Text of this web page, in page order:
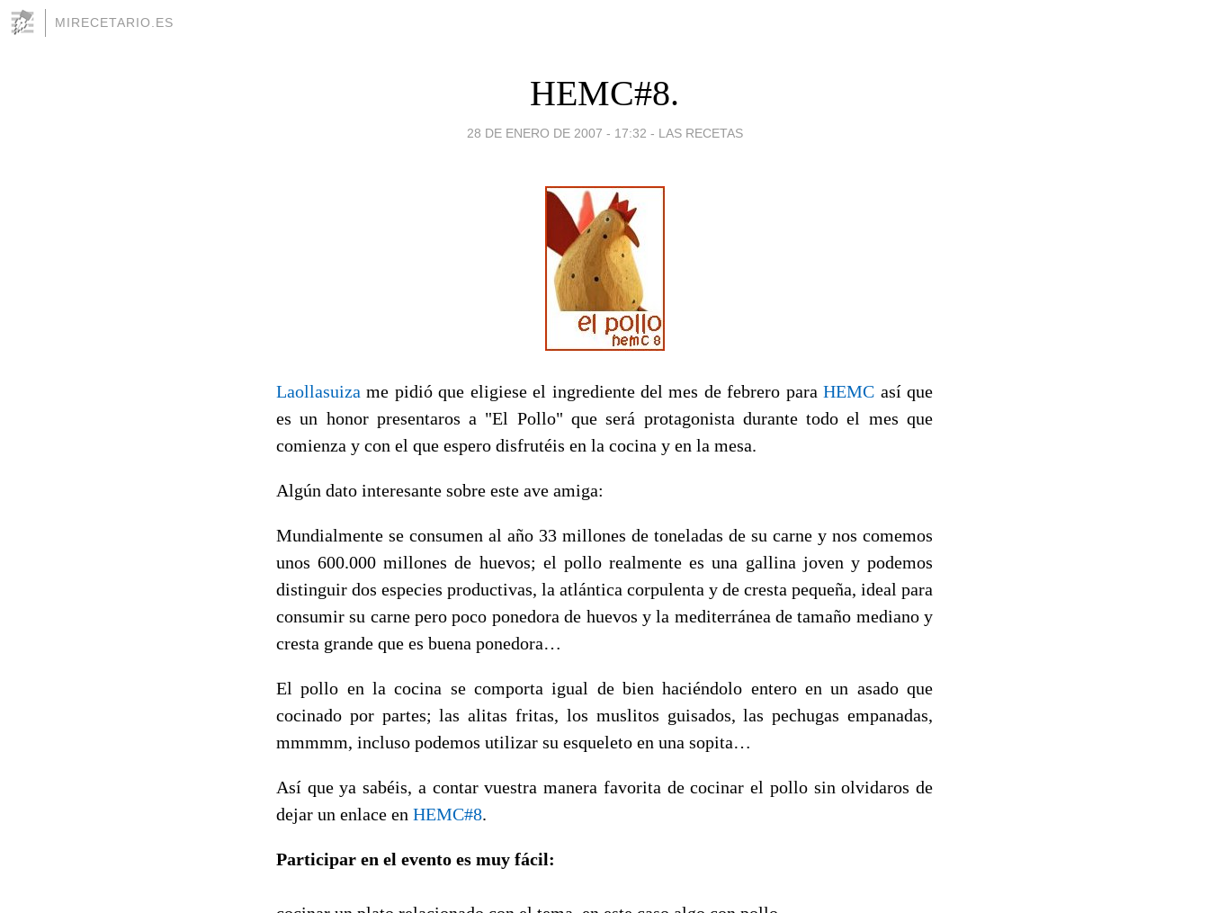
MIRECETARIO.ES
HEMC#8.
28 DE ENERO DE 2007 - 17:32 - LAS RECETAS
Laollasuiza me pidió que eligiese el ingrediente del mes de febrero paraHEMC así que
es un honor presentaros a "El Pollo" que será protagonista durante todo el mes que
comienza y con el que espero disfrutéis en la cocina y en la mesa.
Algún dato interesante sobre este ave amiga:
Mundialmente se consumen al año 33 millones de toneladas de su carne y nos comemos
unos 600.000 millones de huevos; el pollo realmente es una gallina joven y podemos
distinguir dos especies productivas, la atlántica corpulenta y de cresta pequeña, ideal para
consumir su carne pero poco ponedora de huevos y la mediterránea de tamaño mediano y
cresta grande que es buena ponedora…
El pollo en la cocina se comporta igual de bien haciéndolo entero en un asado que
cocinado por partes; las alitas fritas, los muslitos guisados, las pechugas empanadas,
mmmmm, incluso podemos utilizar su esqueleto en una sopita…
Así que ya sabéis, a contar vuestra manera favorita de cocinar el pollo sin olvidaros de
dejar un enlace en HEMC#8.
Participar en el evento es muy fácil: